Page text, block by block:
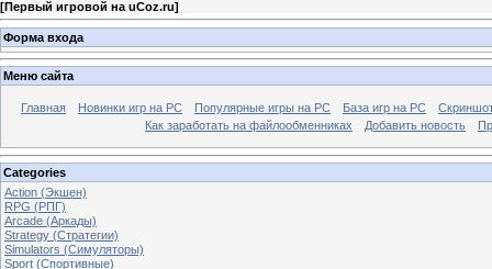
[Первый игровой на uCoz.ru]
Форма входа
Меню сайта
Главная Новинки игр на PC Популярные игры на PC База игр на РС
Как заработать на файлообменниках
Добавить новость
Categories
Action (Экшен)
RPG (РПГ)
Arcade (Аркады)
Strategy (Стратегии)
Simulators (Симуляторы)
Sport (Спортивные)